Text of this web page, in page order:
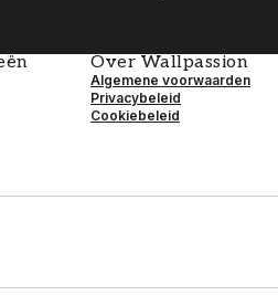
Over Wallpassion
Algemene voorwaarden
Privacybeleid
Cookiebeleid